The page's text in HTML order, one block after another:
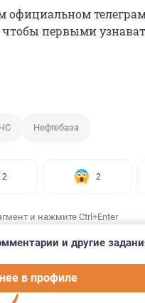
официальном
чтобы первыми
Нефтебаза
2 2
и нажмите Ctrl+Enter
и другие
в профиле